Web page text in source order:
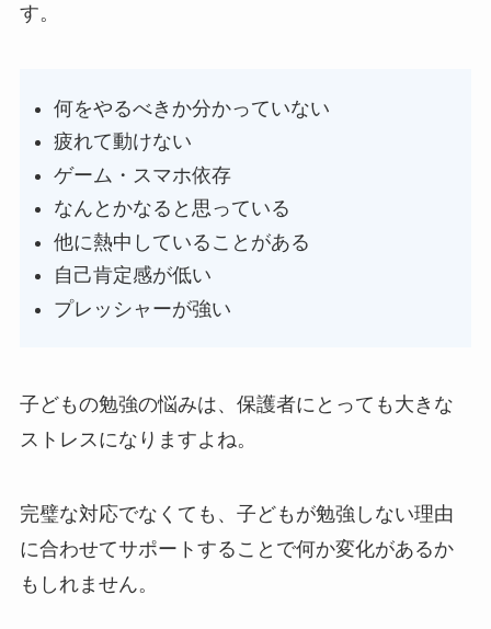
す。
何をやるべきか分かっていない
疲れて動けない
ゲーム・スマホ依存
なんとかなると思っている
他に熱中していることがある
自己肯定感が低い
プレッシャーが強い
子どもの勉強の悩みは、保護者にとっても大きな
ストレスになりますよね。
完璧な対応でなくても、子どもが勉強しない理由
に合わせてサポートすることで何か変化があるか
もしれません。